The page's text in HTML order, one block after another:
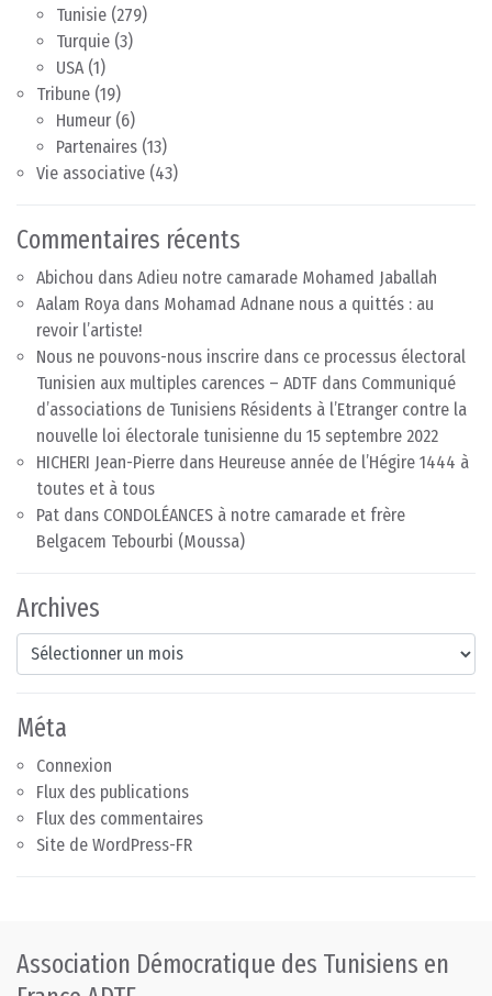
Tunisie (279)
Turquie (3)
USA(1)
Tribune (19)
Humeur (6)
Partenaires (13)
Vie associative (43)
Commentaires récents
Abichou dans Adieu notre camarade Mohamed Jaballah
Aalam Roya dans Mohamad Adnane nous a quittés : au
revoir l’artiste!
Nous ne pouvons-nous inscrire dans ce processus électoral
Tunisien aux multiples carences – ADTF dans Communiqué
d’associations de Tunisiens Résidents à l’Etranger contre la
nouvelle loi électorale tunisienne du 15 septembre 2022
HICHERI Jean-Pierre dans Heureuse année de l’Hégire 1444 à
toutes et à tous
Pat dans CONDOLÉANCES à notre camarade et frère
Belgacem Tebourbi (Moussa)
Archives
Archives
Méta
Connexion
Flux des publications
Flux des commentaires
Site de WordPress-FR
Association Démocratique des Tunisiens en